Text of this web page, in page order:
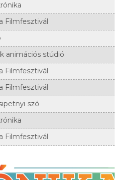
Filmfesztivál
animációs stúdió
Filmfesztivál
Filmfesztivál
szó
Filmfesztivál